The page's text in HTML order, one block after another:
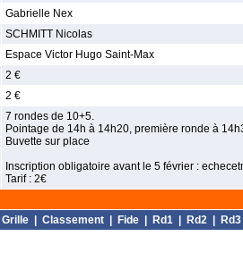
Gabrielle Nex
SCHMITT Nicolas
Espace Victor Hugo Saint-Max
2 €
2 €
7 rondes de 10+5.
Pointage de 14h à 14h20, première ronde à
Buvette sur place
Inscription obligatoire avant le 5 février :
Tarif : 2€
Grille Classement Fide Rd1 Rd2 Rd3